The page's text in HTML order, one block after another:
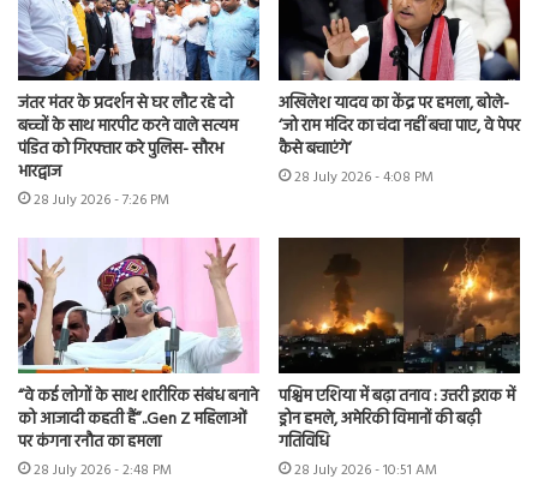
जंतर मंतर के प्रदर्शन से घर लौट रहे दो
बच्चों के साथ मारपीट करने वाले सत्यम
पंडित को गिरफ्तार करे पुलिस- सौरभ
भारद्वाज
28 July 2026 - 7:26 PM
अखिलेश यादव का केंद्र पर हमला, बोले-
‘जो राम मंदिर का चंदा नहीं बचा पाए, वे पेपर
कैसे बचाएंगे’
28 July 2026 - 4:08 PM
“वे कई लोगों के साथ शारीरिक संबंध बनाने
को आजादी कहती हैं”..Gen Z महिलाओं
पर कंगना रनौत का हमला
28 July 2026 - 2:48 PM
पश्चिम एशिया में बढ़ा तनाव : उत्तरी इराक में
ड्रोन हमले, अमेरिकी विमानों की बढ़ी
गतिविधि
28 July 2026 - 10:51 AM